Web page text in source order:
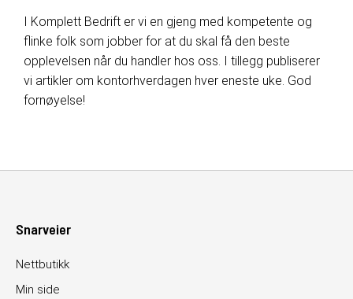
I Komplett Bedrift er vi en gjeng med kompetente og
flinke folk som jobber for at du skal få den beste
opplevelsen når du handler hos oss. I tillegg publiserer
vi artikler om kontorhverdagen hver eneste uke. God
fornøyelse!
Snarveier
Nettbutikk
Min side